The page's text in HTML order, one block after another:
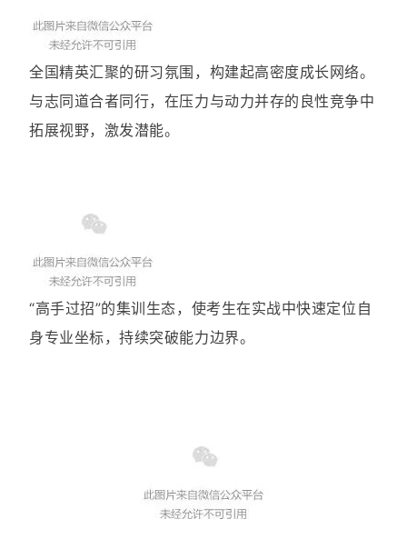
全国精英汇聚的研习氛围，构建起高密度成长网络。
与志同道合者同行，在压力与动力并存的良性竞争中
拓展视野，激发潜能。
“高手过招”的集训生态，使考生在实战中快速定位自
身专业坐标，持续突破能力边界。